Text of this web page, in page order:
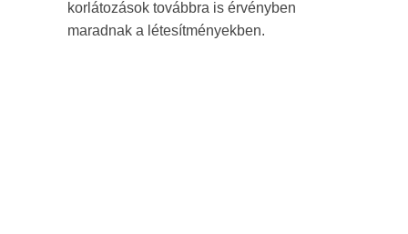
korlátozások továbbra is érvényben
maradnak a létesítményekben.